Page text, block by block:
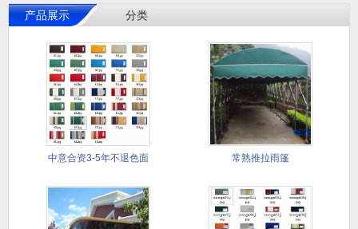
产品展示 分类
中意合资3-5年不退色面 常熟推拉雨篷